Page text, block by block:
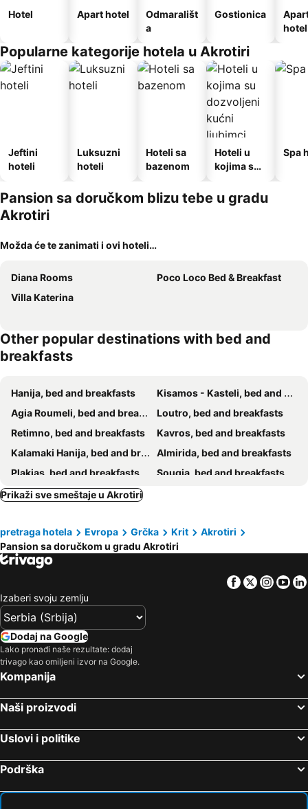
Hotel Apart hotel
Odmarališt
a
Gostionica
hotel
Popularne kategorije hotela u Akrotiri
Jeftini
hoteli
Luksuzni
hoteli
Hoteli sa
bazenom
Hoteli u
kojima su
kućni
ljubimci
Spa
Pansion sa doručkom blizu tebe u gradu
Akrotiri
Možda će te zanimati i ovi hoteli…
Diana Rooms
Poco Loco Bed & Breakfast
Villa Katerina
Other popular destinations with bed and
breakfasts
Hanija, bed and breakfasts
Kisamos - Kasteli, bed and breakfasts
Agia Roumeli, bed and breakfasts
Loutro, bed and breakfasts
Retimno, bed and breakfasts
Kavros, bed and breakfasts
Kalamaki Hanija, bed and breakfasts
Almirida, bed and breakfasts
Plakias, bed and breakfasts
Sougia, bed and breakfasts
Georgiupolis, bed and breakfasts
Prikaži sve smeštaje u Akrotiri
pretraga hotela Evropa Grčka Krit
Akrotiri
Pansion sa doručkom u gradu Akrotiri
Facebook
Twitter
Izaberi svoju zemlju
Dodaj na Google
Lako pronađi naše rezultate: dodaj
trivago kao omiljeni izvor na Google.
Kompanija
Naši proizvodi
Uslovi i politike
Podrška